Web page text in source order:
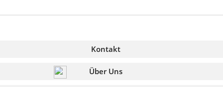
Kontakt
Über Uns